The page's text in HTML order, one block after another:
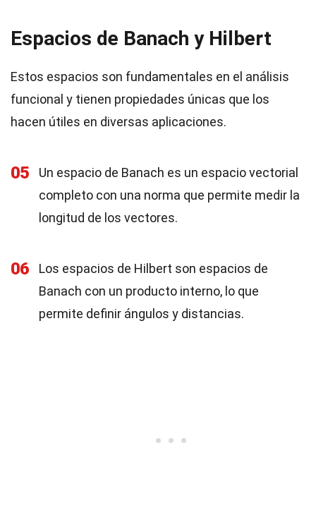
Espacios de Banach y Hilbert
Estos espacios son fundamentales en el análisis
funcional y tienen propiedades únicas que los
hacen útiles en diversas aplicaciones.
05
Un espacio de Banach es un espacio vectorial
completo con una norma que permite medir la
longitud de los vectores.
06
Los espacios de Hilbert son espacios de
Banach con un producto interno, lo que
permite definir ángulos y distancias.